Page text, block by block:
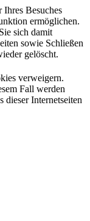
Ihres Besuches
ermöglichen.
sich damit
sowie Schließen
gelöscht.
verweigern.
Fall werden
dieser Internetseiten